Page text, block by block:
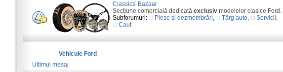
Classics' Bazaar
Secţiune comercială dedicată exclusivmodelelor clasice Ford.
Subforumuri:
Piese şi dezmembrări, Târg auto, Servicii,
Caut
Vehicule Ford
Ultimul mesaj